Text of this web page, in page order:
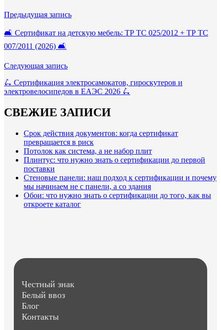
Предыдущая запись
🛋 Сертификат на детскую мебель: ТР ТС 025/2012 + ТР ТС
007/2011 (2026) 🛋
Следующая запись
🛴 Сертификация электросамокатов, гироскутеров и
электровелосипедов в ЕАЭС 2026 🛴
СВЕЖИЕ ЗАПИСИ
Срок действия документов: когда сертификат
превращается в риск
Потолок как система, а не набор плит
Плинтус: что нужно знать о сертификации до первой
поставки
Стеновые панели: наш подход к сертификации и почему
мы начинаем не с панели, а со здания
Обои: что нужно знать о сертификации до того, как вы
откроете каталог
Честный знак
Белый ввоз
Блог
Контакты